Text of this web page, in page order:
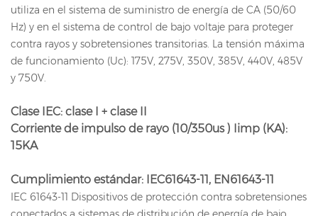
utiliza en el sistema de suministro de energía de CA (50/60
Hz) y en el sistema de control de bajo voltaje para proteger
contra rayos y sobretensiones transitorias. La tensión máxima
de funcionamiento (Uc): 175V, 275V, 350V, 385V, 440V, 485V
y 750V.
Clase IEC: clase I + clase II
Corriente de impulso de rayo (10/350us) Iimp (KA):
15KA
Cumplimiento estándar: IEC61643-11, EN61643-11
IEC 61643-11 Dispositivos de protección contra sobretensiones